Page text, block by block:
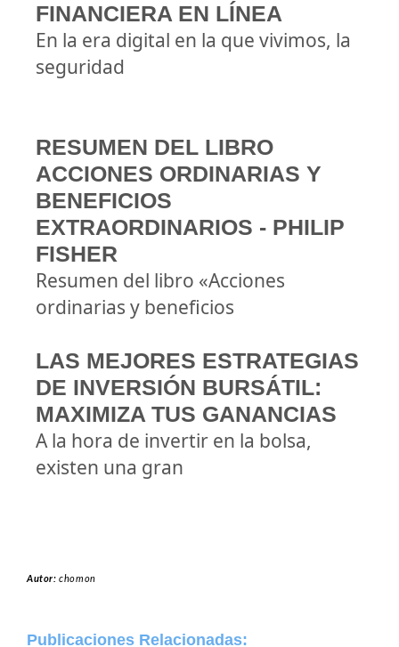
FINANCIERA EN LÍNEA
En la era digital en la que vivimos, la
seguridad
RESUMEN DEL LIBRO
ACCIONES ORDINARIAS Y
BENEFICIOS
EXTRAORDINARIOS - PHILIP
FISHER
Resumen del libro «Acciones
ordinarias y beneficios
LAS MEJORES ESTRATEGIAS
DE INVERSIÓN BURSÁTIL:
MAXIMIZA TUS GANANCIAS
A la hora de invertir en la bolsa,
existen una gran
Autor:chomon
Publicaciones Relacionadas: